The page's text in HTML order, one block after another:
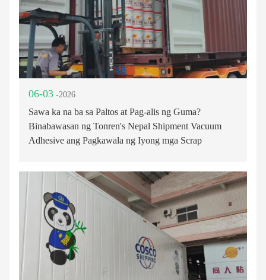
06-03 -2026
Sawa ka na ba sa Paltos at Pag-alis ng Guma?
Binabawasan ng Tonren's Nepal Shipment Vacuum
Adhesive ang Pagkawala ng Iyong mga Scrap